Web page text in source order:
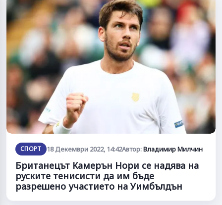
СПОРТ 18 Декември 2022, 14:42Автор:Владимир Милчин
Британецът Камерън Нори се надява на
руските тенисисти да им бъде
разрешено участието на Уимбълдън